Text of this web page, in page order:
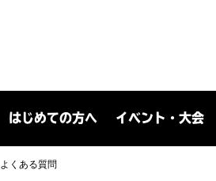
はじめての方へ イベント・大会
よくある質問